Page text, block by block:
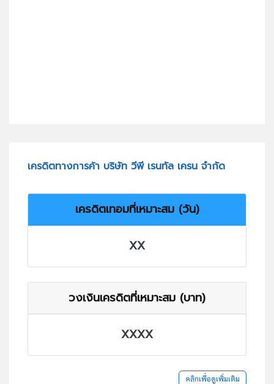
เครดิตทางการค้า บริษัท วีพี เรนทัล เครน จำกัด
เครดิตเทอมที่เหมาะสม (วัน)
XX
วงเงินเครดิตที่เหมาะสม (บาท)
XXXX
คลิกเพื่อดูเพิ่มเติม